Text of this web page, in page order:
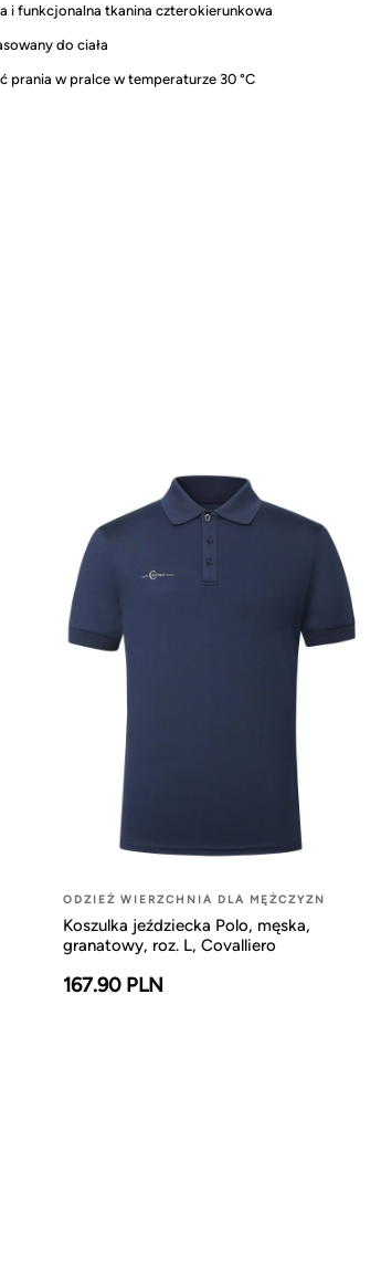
i funkcjonalna tkanina czterokierunkowa
do ciała
prania w pralce w temperaturze 30 °C
ODZIEŻ WIERZCHNIA DLA MĘŻCZYZN
Koszulka jeździecka Polo, męska,
granatowy, roz. L, Covalliero
167.90 PLN